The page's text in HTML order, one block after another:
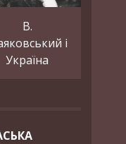
В.
і
Україна